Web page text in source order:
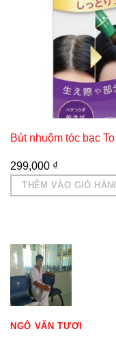
Bút nhuộm tóc bạc
299,000 ₫
THÊM VÀO GIỎ
NGÔ VĂN TƯƠI